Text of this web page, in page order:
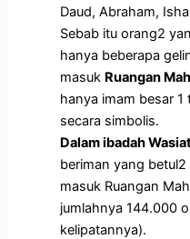
Daud, Abraham,
Sebab itu orang2
hanya beberapa
masuk Ruangan
hanya imam besar 1
secara simbolis.
Dalam ibadah
beriman yang
masuk Ruangan
jumlahnya 144.000
kelipatannya).